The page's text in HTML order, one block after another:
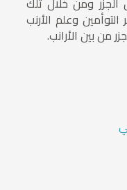
وعلم الأرنب
من بين الأرانب.